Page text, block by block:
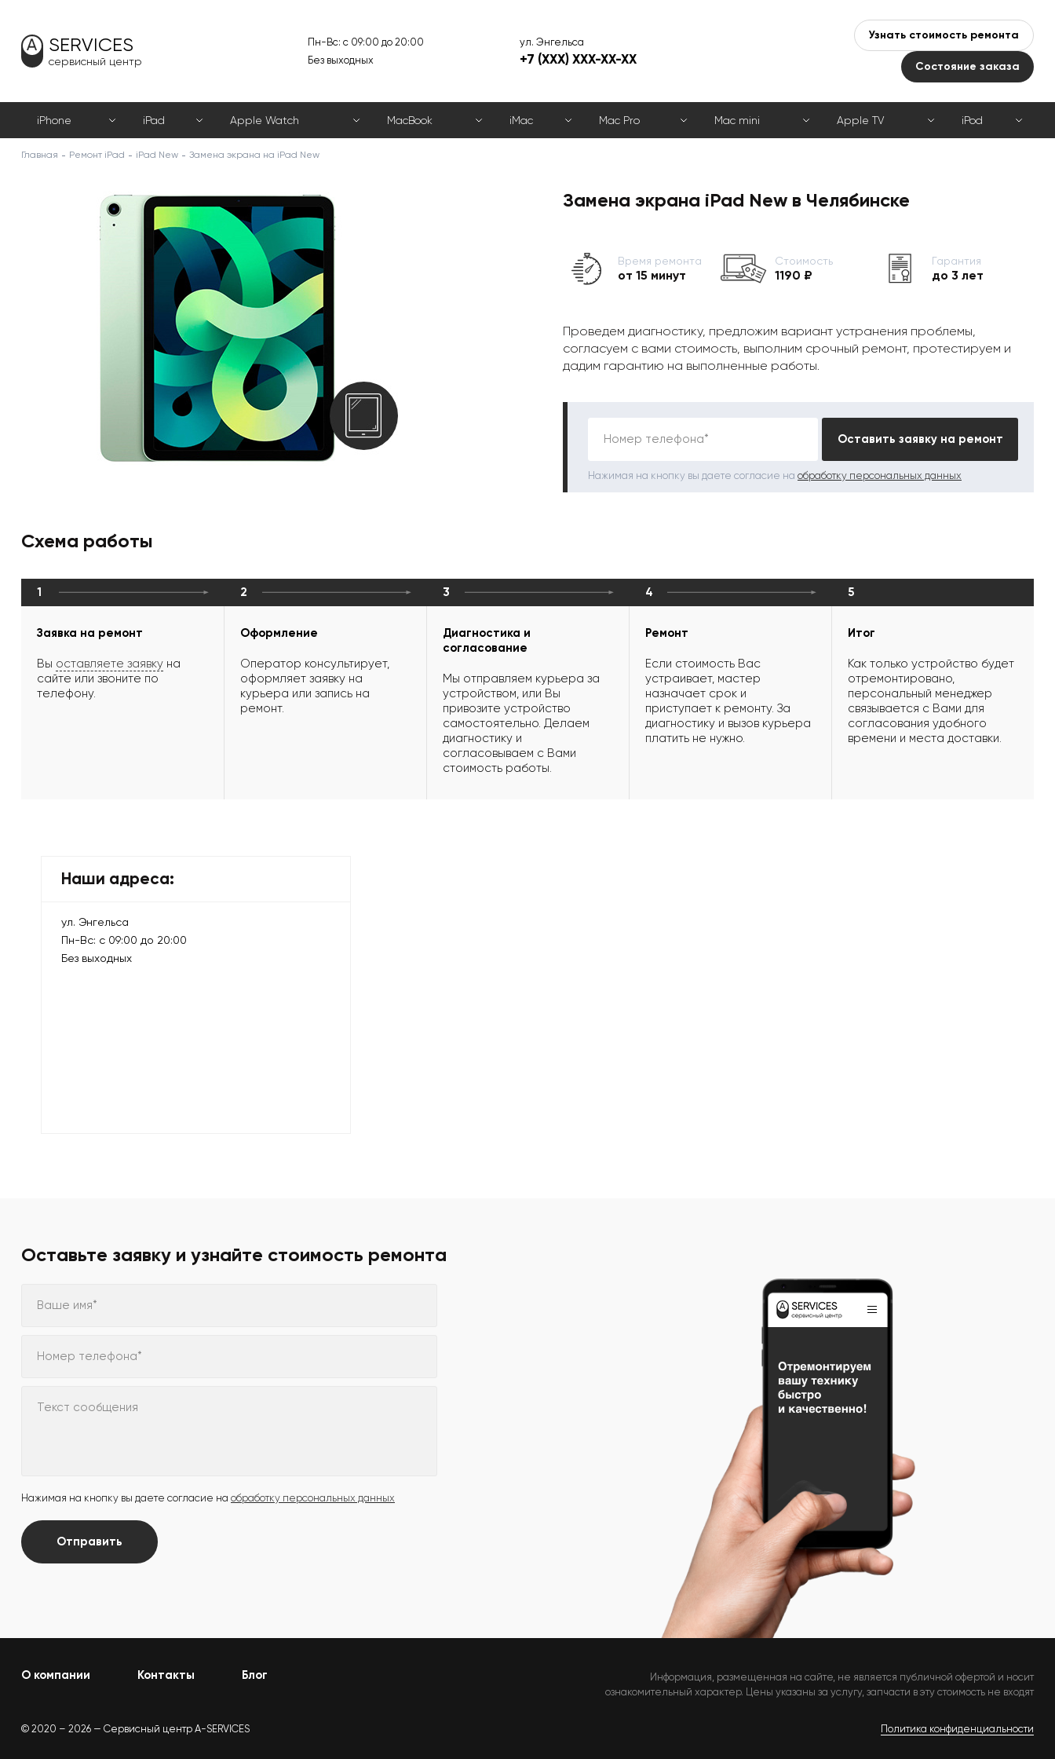
SERVICES
сервисный центр
Пн-Вс: с 09:00 до 20:00
Без выходных
ул. Энгельса
+7 (XXX) XXX-XX-XX
Узнать стоимость ремонта
Состояние заказа
iPhone iPad Apple Watch MacBook iMac Mac Pro Mac mini Apple TV iPod
Главная Ремонт iPad iPad New Замена экрана на iPad New
Замена экрана iPad New в Челябинске
Время ремонта
от 15 минут
Стоимость
1190 ₽
Гарантия
до 3 лет
Проведем диагностику, предложим вариант устранения проблемы,
согласуем с вами стоимость, выполним срочный ремонт, протестируем и
дадим гарантию на выполненные работы.
Номер телефона* Оставить заявку на ремонт
Нажимая на кнопку вы даете согласие на обработку персональных данных
Схема работы
1
Заявка на ремонт
Вы оставляете заявку на
сайте или звоните по
телефону.
2
Оформление
Оператор консультирует,
оформляет заявку на
курьера или запись на
ремонт.
3
Диагностика и
согласование
Мы отправляем курьера за
устройством, или Вы
привозите устройство
самостоятельно. Делаем
диагностику и
согласовываем с Вами
стоимость работы.
4
Ремонт
Если стоимость Вас
устраивает, мастер
назначает срок и
приступает к ремонту. За
диагностику и вызов курьера
платить не нужно.
5
Итог
Как только устройство будет
отремонтировано,
персональный менеджер
связывается с Вами для
согласования удобного
времени и места доставки.
Наши адреса:
ул. Энгельса
Пн-Вс: с 09:00 до 20:00
Без выходных
Оставьте заявку и узнайте стоимость ремонта
Ваше имя*
Номер телефона*
Текст сообщения
Нажимая на кнопку вы даете согласие на обработку персональных данных
Отправить
О компании Контакты Блог
Информация, размещенная на сайте, не является публичной офертой и носит
ознакомительный характер. Цены указаны за услугу, запчасти в эту стоимость не входят
© 2020 – 2026 — Сервисный центр A-SERVICES Политика конфиденциальности